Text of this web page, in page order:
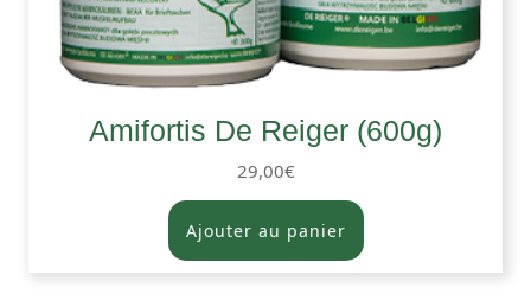
Amifortis De Reiger (600g)
29,00€
Ajouter au panier